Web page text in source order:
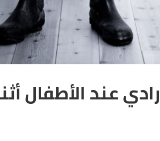
عند الأطفال